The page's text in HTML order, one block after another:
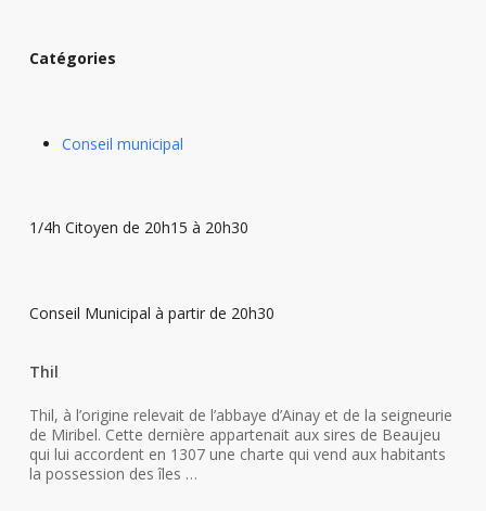
Catégories
Conseil municipal
1/4h Citoyen de 20h15 à 20h30
Conseil Municipal à partir de 20h30
Thil
Thil, à l’origine relevait de l’abbaye d’Ainay et de la seigneurie
de Miribel. Cette dernière appartenait aux sires de Beaujeu
qui lui accordent en 1307 une charte qui vend aux habitants
la possession des îles …